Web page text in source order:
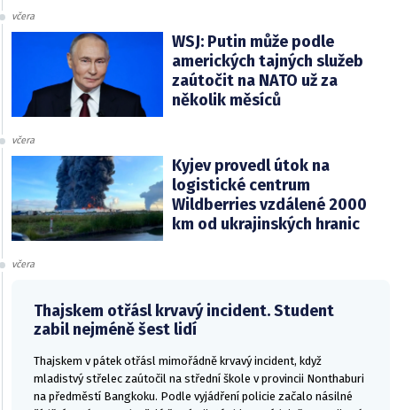
včera
WSJ: Putin může podle
amerických tajných služeb
zaútočit na NATO už za
několik měsíců
včera
Kyjev provedl útok na
logistické centrum
Wildberries vzdálené 2000
km od ukrajinských hranic
včera
Thajskem otřásl krvavý incident. Student
zabil nejméně šest lidí
Thajskem v pátek otřásl mimořádně krvavý incident, když
mladistvý střelec zaútočil na střední škole v provincii Nonthaburi
na předměstí Bangkoku. Podle vyjádření policie začalo násilné